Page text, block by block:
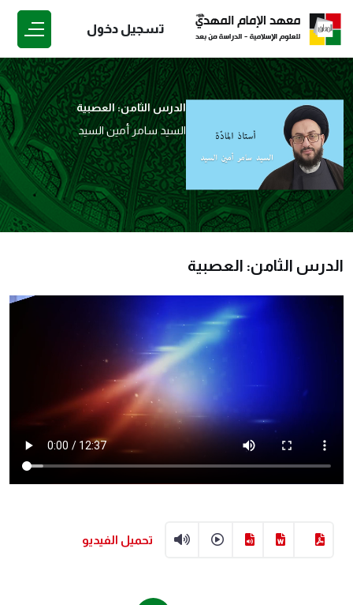
تسجيل دخول
الدرس الثامن: العصبية
السيد سامر أمين السيد
الدرس الثامن: العصبية
تحميل الفيديو